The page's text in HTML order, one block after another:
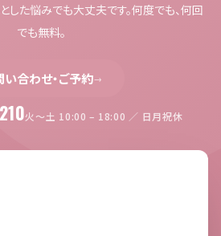
した悩みでも大丈夫です。何度でも、何回
でも無料。
い合わせ・ご予約→
火〜土 10:00 – 18:00 ／ 日月祝休